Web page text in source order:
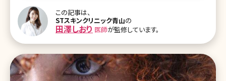
な施術だと思っていませんか?今回はみなさんの疑問や不安を解決
するべく、実際の施術とリスク、その後のダウンタイムについて詳しく
解説していきます。 【監修医師からのワンポイント】ダーマペンは創傷
治癒機能によりコラーゲン・エラスチンを造成するだけではなく、同
時にお悩みに合わせた薬剤を塗布してより効果を高めることもでき
この記事は、
STスキンクリニック青山の
田澤しおり 医師が監修しています。